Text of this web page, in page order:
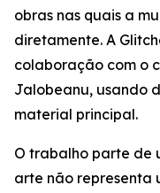
obras nas quais a
diretamente. A
colaboração com o
Jalobeanu, usando
material principal.
O trabalho parte de
arte não representa